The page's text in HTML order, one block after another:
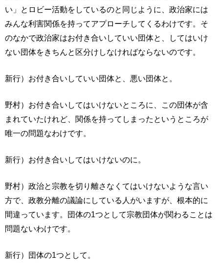
い」とロビー活動をしているのと同じように、政治家には
みんな利害関係を持ってアプローチしてくるわけです。そ
のなかで政治家はお付き合いしていい団体と、してはいけ
ない団体をきちんと区分けしなければならないのです。
新行）お付き合いしていい団体と、悪い団体と。
野村）お付き合いしてはいけないところに、この団体が含
まれていたけれど、関係を持ってしまったというところが
唯一の問題なわけです。
新行）お付き合いしてはいけないのに。
野村）政治と宗教を切り離さなくてはいけないような言い
方で、政教分離の議論にしている人がいますが、根本的に
間違っています。団体の1つとして宗教団体が関わることは
問題ないわけです。
新行）団体の1つとして。